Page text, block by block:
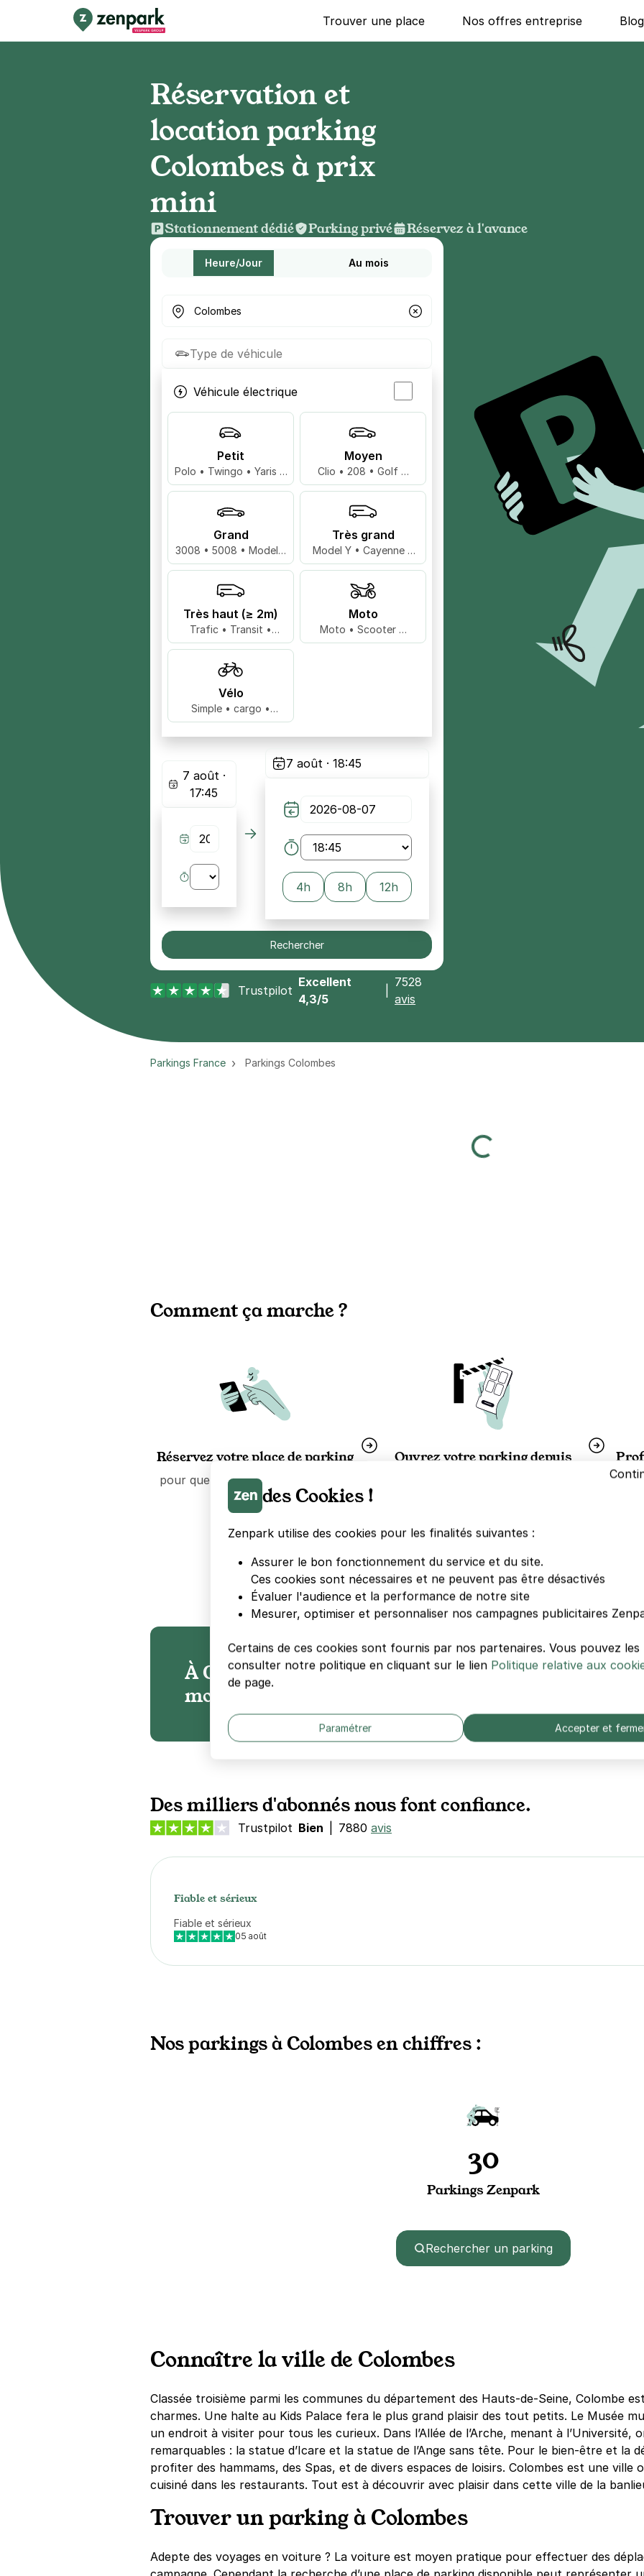
Trouver une place Nos offres entreprise Blog
Réservation et
location parking
Colombes à prix
mini
Stationnement dédié Parking privé Réservez à l'avance
Heure/Jour Au mois
Où cherchez-vous un parking ?
Type de véhicule
Véhicule électrique
Petit
Polo • Twingo • Yaris …
Moyen
Clio • 208 • Golf …
Grand
3008 • 5008 • Model 3
…
Très grand
Model Y • Cayenne •
X5 …
Très haut (≥ 2m)
Trafic • Transit •
Master …
Moto
Moto • Scooter …
Vélo
Simple • cargo •
biplace …
7 août ·
17:45
7 août · 18:45
4h 8h 12h
Rechercher
Trustpilot
Excellent
4,3/5
7528
avis
Parkings France Parkings Colombes
Comment ça marche ?
Réservez votre place de parking
pour quelques heures ou quelques
mois.
Ouvrez votre parking depuis
Google Store
lors
À Colombes, nos parkings sont en
moyenne 60% moins cher que la voirie
Des milliers d'abonnés nous font confiance.
Trustpilot Bien 7880 avis
Fiable et sérieux
Fiable et sérieux
05 août
Nos parkings à Colombes en chiffres :
30
Parkings Zenpark
Rechercher un parking
Connaître la ville de Colombes
Classée troisième parmi les communes du département des Hauts-de-Seine, Colombe
charmes. Une halte au Kids Palace fera le plus grand plaisir des tout petits. Le Musée
un endroit à visiter pour tous les curieux. Dans l’Allée de l’Arche, menant à l’Université,
remarquables : la statue d’Icare et la statue de l’Ange sans tête. Pour le bien-être et la
profiter des hammams, des Spas, et de divers espaces de loisirs. Colombes est une
cuisiné dans les restaurants. Tout est à découvrir avec plaisir dans cette ville de la
Trouver un parking à Colombes
Adepte des voyages en voiture ? La voiture est moyen pratique pour effectuer des
des Cookies !
Zenpark utilise des cookies pour les finalités suivantes :
Assurer le bon fonctionnement du service et du site.
Ces cookies sont nécessaires et ne peuvent pas être désactivés
Évaluer l'audience et la performance de notre site
Mesurer, optimiser et personnaliser nos campagnes publicitaires
Certains de ces cookies sont fournis par nos partenaires. Vous pouvez
consulter notre politique en cliquant sur le lien Politique relative aux
de page.
Paramétrer Accepter et